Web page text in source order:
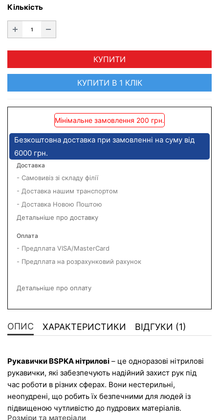
Кількість
КУПИТИ
КУПИТИ В 1 КЛІК
Мінімальне замовлення 200 грн.
Безкоштовна доставка при замовленні на суму від
6000 грн.
Доставка
- Самовивіз зі складу філії
- Доставка нашим транспортом
- Доставка Новою Поштою
Детальніше про доставку
Оплата
- Предплата VISA/MasterCard
- Предплата на розрахунковий рахунок
Детальніше про оплату
ОПИС ХАРАКТЕРИСТИКИ ВІДГУКИ (1)
Рукавички BSPKA нітрилові – це одноразові нітрилові
рукавички, які забезпечують надійний захист рук під
час роботи в різних сферах. Вони нестерильні,
неопудрені, що робить їх безпечними для людей із
підвищеною чутливістю до пудрових матеріалів.
Розміри та матеріали